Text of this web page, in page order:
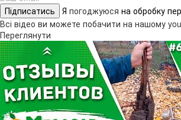
Підписатись Я погоджуюся на обробку
Всі відео ви можете побачити на нашому
Переглянути